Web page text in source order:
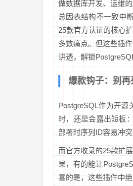
做数据库开发、运维
总因表结构不一致中
25款官方认证的核心
多数痛点。但这些插
讲透，解锁
爆款钩子：别
PostgreSQL作为开源
时，还是会露出短板
部署时序列ID容易冲
而官方收录的25款扩
果，有的能让
喜的是，这些插件中